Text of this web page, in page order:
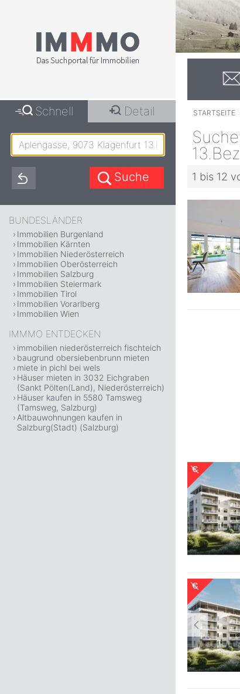
STARTSEITE
1 bis 12
Schnell Detail
BUNDESLÄNDER
Immobilien Burgenland
Immobilien Kärnten
Immobilien Niederösterreich
Immobilien Oberösterreich
Immobilien Salzburg
Immobilien Steiermark
Immobilien Tirol
Immobilien Vorarlberg
Immobilien Wien
IMMMO ENTDECKEN
immobilien niederösterreich fischteich
baugrund obersiebenbrunn mieten
miete in pichl bei wels
Häuser mieten in 3032 Eichgraben
(Sankt Pölten(Land), Niederösterreich)
Häuser kaufen in 5580 Tamsweg
(Tamsweg, Salzburg)
Altbauwohnungen kaufen in
Salzburg(Stadt) (Salzburg)